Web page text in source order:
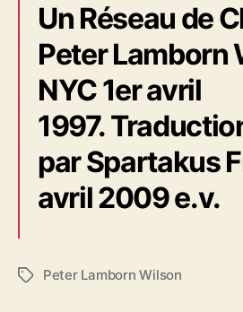
Un Réseau de
Peter Lamborn
NYC 1er avril
1997.
par Spartakus
avril 2009 e.v.
É
Peter Lamborn Wilson